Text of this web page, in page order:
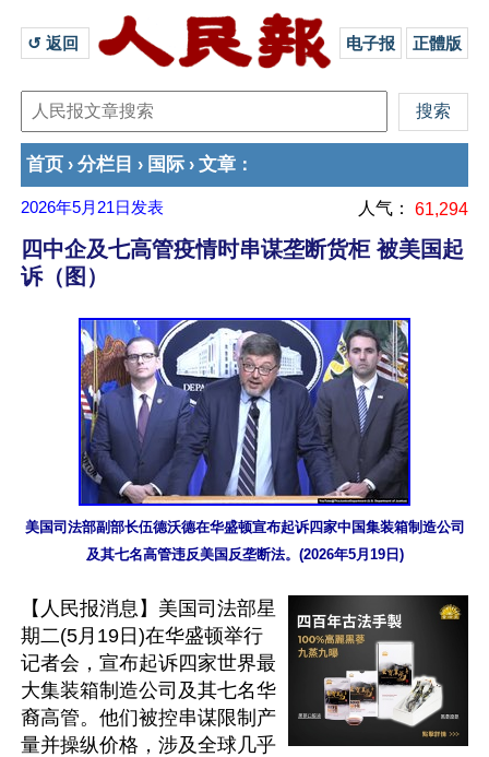
↺ 返回 电子报 正體版
首页 › 分栏目 › 国际 › 文章 ：
2026年5月21日 发表 人气： 61,294
四中企及七高管疫情时串谋垄断货柜 被美国起
诉（图）
美国司法部副部长伍德沃德在华盛顿宣布起诉四家中国集装箱制造公司
及其七名高管违反美国反垄断法。(2026年5月19日)
【人民报消息】美国司法部星
期二(5月19日)在华盛顿举行
记者会，宣布起诉四家世界最
大集装箱制造公司及其七名华
裔高管。他们被控串谋限制产
量并操纵价格，涉及全球几乎